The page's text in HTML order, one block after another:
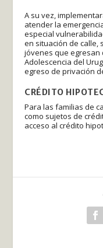
A su vez,
atender la
especial
en situación de calle,
jóvenes que egresan
Adolescencia del
egreso de privación
CRÉDITO
Para las familias de
como sujetos de
acceso al crédito